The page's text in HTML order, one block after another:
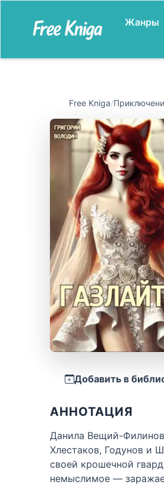
Жанры
Free Kniga/
Добавить в
АННОТАЦИЯ
Данила Вещий-Филинов
Хлестаков, Годунов и
своей крошечной
немыслимое —